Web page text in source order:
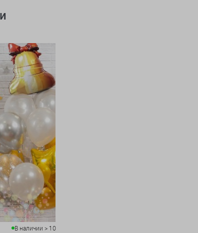
В наличии > 10